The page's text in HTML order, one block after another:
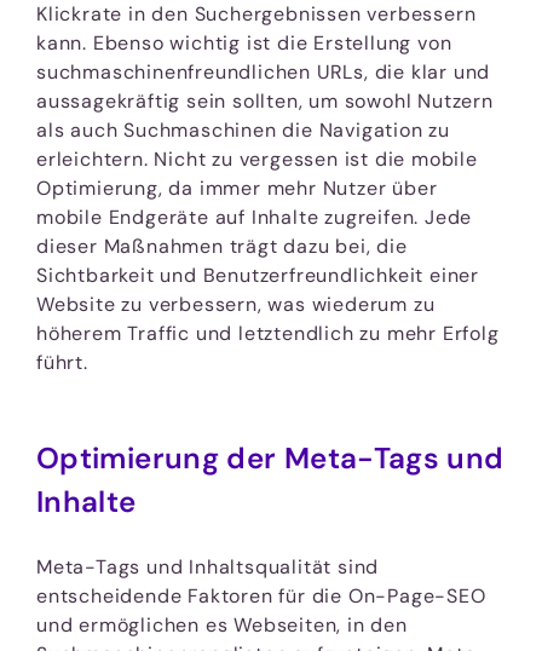
Klickrate in den Suchergebnissen verbessern
kann. Ebenso wichtig ist die Erstellung von
suchmaschinenfreundlichen URLs, die klar und
aussagekräftig sein sollten, um sowohl Nutzern
als auch Suchmaschinen die Navigation zu
erleichtern. Nicht zu vergessen ist die mobile
Optimierung, da immer mehr Nutzer über
mobile Endgeräte auf Inhalte zugreifen. Jede
dieser Maßnahmen trägt dazu bei, die
Sichtbarkeit und Benutzerfreundlichkeit einer
Website zu verbessern, was wiederum zu
höherem Traffic und letztendlich zu mehr Erfolg
führt.
Optimierung der Meta-Tags und
Inhalte
Meta-Tags und Inhaltsqualität sind
entscheidende Faktoren für die On-Page-SEO
und ermöglichen es Webseiten, in den